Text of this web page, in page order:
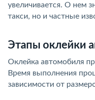
увеличивается. О нем
такси, но и частные
Этапы оклейки
Оклейка автомобиля
Время выполнения
зависимости от